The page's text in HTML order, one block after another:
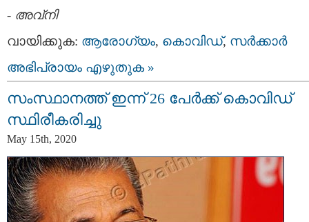
- അവ്നി
വായിക്കുക: ആരോഗ്യം, കൊവിഡ്, സര്‍ക്കാര്‍
അഭിപ്രായം എഴുതുക »
സംസ്ഥാനത്ത് ഇന്ന് 26 പേർക്ക് കൊവിഡ്
സ്ഥിരീകരിച്ചു
May 15th, 2020